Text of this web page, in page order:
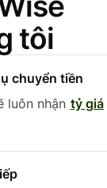
tôi
chuyển tiền
luôn nhận tỷ giá